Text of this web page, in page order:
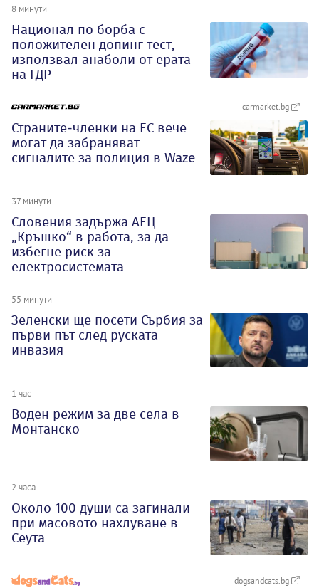
8 минути
Национал по борба с
положителен допинг тест,
използвал анаболи от ерата
на ГДР
carmarket.bg
Страните-членки на ЕС вече
могат да забраняват
сигналите за полиция в Waze
37 минути
Словения задържа АЕЦ
„Кръшко“ в работа, за да
избегне риск за
електросистемата
55 минути
Зеленски ще посети Сърбия за
първи път след руската
инвазия
1 час
Воден режим за две села в
Монтанско
2 часа
Около 100 души са загинали
при масовото нахлуване в
Сеута
dogsandcats.bg